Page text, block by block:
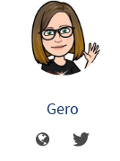
Gero